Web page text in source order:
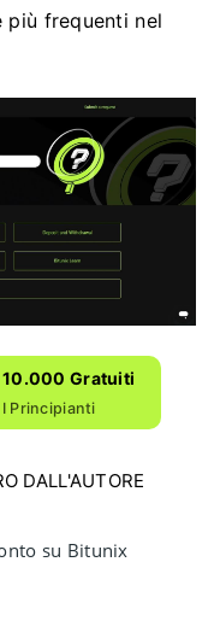
più frequenti nel
10.000 Gratuiti
Principianti
DALL'AUTORE
su Bitunix